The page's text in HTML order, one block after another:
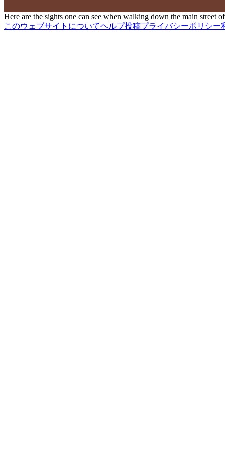
Here are the sights one can see when walking down the main street
このウェブサイトについてヘルプ投稿プライバシーポリシー